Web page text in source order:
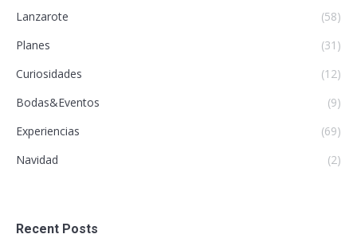
Lanzarote
(58)
Planes
(31)
Curiosidades
(12)
Bodas&Eventos
(9)
Experiencias
(69)
Navidad
(2)
Recent Posts